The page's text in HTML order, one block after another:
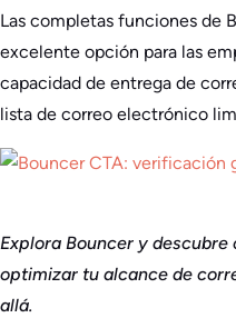
Las completas funciones de
excelente opción para las
capacidad de entrega de
lista de correo electrónico
Explora Bouncer y
optimizar tu alcance de
allá.